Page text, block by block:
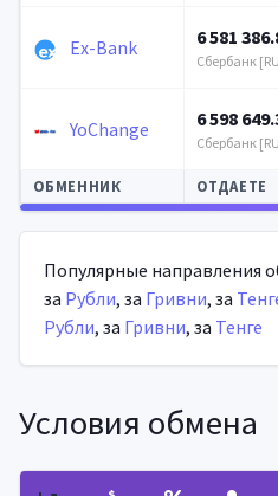
Ex-Bank 6 581
Сбербанк
YoChange 6 598
Сбербанк
ОБМЕННИК ОТДАЕТЕ
Автообновление
Популярные направления
за Рубли, за Гривни, за
Рубли, за Гривни, за Тенге
Условия обмена